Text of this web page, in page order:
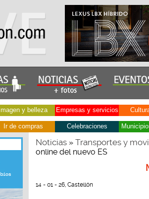
Imagen y belleza Empresas y servicios
Ir de compras Celebraciones
Noticias» Transportes y
online del nuevo ES
14 - 01 - 26, Castellón